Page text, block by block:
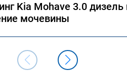
Kia Mohave 3.0 дизель
мочевины